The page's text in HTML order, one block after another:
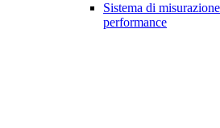
Sistema di
performance